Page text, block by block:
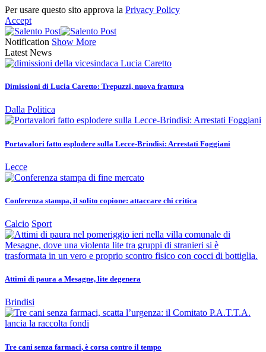
Per usare questo sito approva la Privacy Policy
Accept
Notification Show More
Latest News
Dimissioni di Lucia Caretto: Trepuzzi, nuova frattura
Dalla Politica
Portavalori fatto esplodere sulla Lecce-Brindisi: Arrestati Foggiani
Lecce
Conferenza stampa, il solito copione: attaccare chi critica
Calcio Sport
Attimi di paura a Mesagne, lite degenera
Brindisi
Tre cani senza farmaci, è corsa contro il tempo